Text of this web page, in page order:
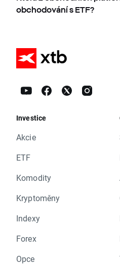
obchodování s ETF?
Investice
Akcie
ETF
Komodity
Kryptoměny
Indexy
Forex
Opce